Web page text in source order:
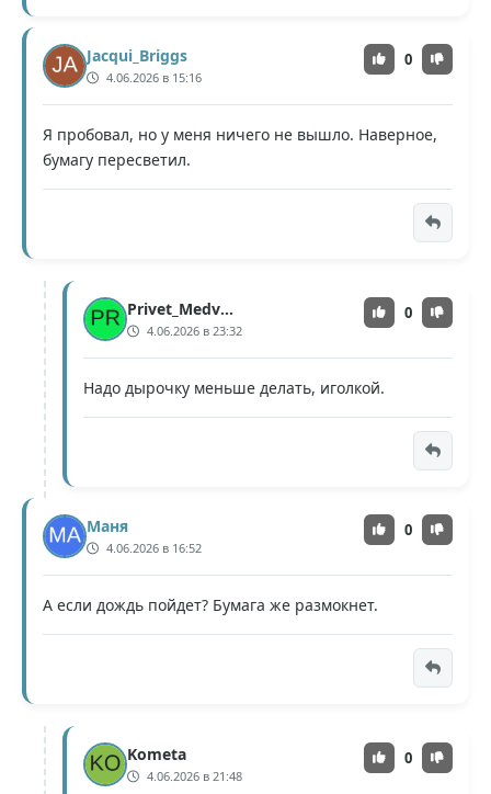
Jacqui_Briggs
4.06.2026 в 15:16
0
Я пробовал, но у меня ничего не вышло. Наверное,
бумагу пересветил.
Privet_Medved
4.06.2026 в 23:32
0
Надо дырочку меньше делать, иголкой.
Маня
4.06.2026 в 16:52
0
А если дождь пойдет? Бумага же размокнет.
Kometa
4.06.2026 в 21:48
0